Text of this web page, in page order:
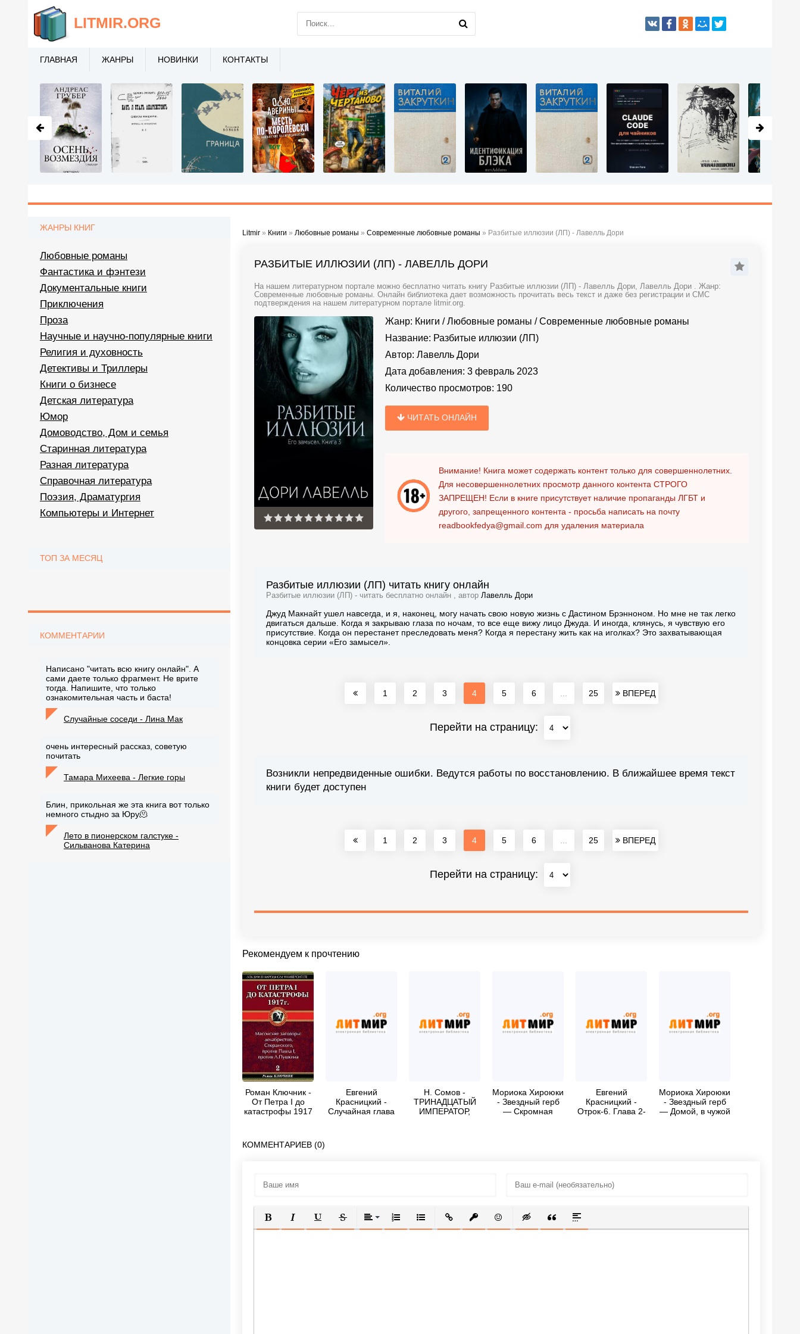
Litmir » Книги » Любовные романы » Современные любовные романы » Разбитые иллюзии (ЛП) - Лавелль Дори
РАЗБИТЫЕ ИЛЛЮЗИИ (ЛП) - ЛАВЕЛЛЬ ДОРИ
На нашем литературном портале можно бесплатно читать книгу Разбитые иллюзии (ЛП) - Лавелль Дори, Лавелль Дори . Жанр:
Современные любовные романы. Онлайн библиотека дает возможность прочитать весь текст и даже без регистрации и СМС
подтверждения на нашем литературном портале litmir.org.
Жанр: Книги /Любовные романы /Современные любовные романы
Название: Разбитые иллюзии (ЛП)
Автор: Лавелль Дори
Дата добавления: 3 февраль 2023
Количество просмотров: 190
ЧИТАТЬ ОНЛАЙН
Внимание! Книга может содержать контент только для совершеннолетних.
Для несовершеннолетних просмотр данного контента СТРОГО
ЗАПРЕЩЕН! Если в книге присутствует наличие пропаганды ЛГБТ и
другого, запрещенного контента - просьба написать на почту
readbookfedya@gmail.com для удаления материала
Разбитые иллюзии (ЛП) читать книгу онлайн
Разбитые иллюзии (ЛП) - читать бесплатно онлайн , автор Лавелль Дори
Джуд Макнайт ушел навсегда, и я, наконец, могу начать свою новую жизнь с Дастином Брэнноном. Но мне не так легко
двигаться дальше. Когда я закрываю глаза по ночам, то все еще вижу лицо Джуда. И иногда, клянусь, я чувствую его
присутствие. Когда он перестанет преследовать меня? Когда я перестану жить как на иголках? Это захватывающая
концовка серии «Его замысел».
1 2 3 4 5 6 25 ВПЕРЕД
Перейти на страницу:
Возникли непредвиденные ошибки. Ведутся работы по восстановлению. В ближайшее время текст
книги будет доступен
1 2 3 4 5 6 25 ВПЕРЕД
Перейти на страницу:
Рекомендуем к прочтению
Роман Ключник -
От Петра I до
катастрофы 1917
Евгений
Красницкий -
Случайная глава
Н. Сомов -
ТРИНАДЦАТЫЙ
ИМПЕРАТОР,
Мориока Хироюки
- Звездный герб
— Скромная
Евгений
Красницкий -
Отрок-6. Глава 2-
Мориока Хироюки
- Звездный герб
— Домой, в чужой
КОММЕНТАРИЕВ (0)
ПОЛУЖИРНЫЙ
КУРСИВПОДЧЕРКНУТЫЙ
ЗАЧЕРКНУТЫЙВЫРАВНИВАНИЕ
НУМЕРОВАННЫЙ СПИСОК
МАРКИРОВАННЫЙ СПИСОК
ВСТАВИТЬ ССЫЛКУ
ВСТАВИТЬ ЗАЩИЩЕННУЮ ССЫЛКУ
ВСТАВИТЬ СМАЙЛИК
ВСТАВКА СКРЫТОГО ТЕКСТА
ВСТАВКА ЦИТАТЫ
ВСТАВКА СПОЙЛЕРА
ЖАНРЫ КНИГ
Любовные романы
Фантастика и фэнтези
Документальные книги
Приключения
Проза
Научные и научно-популярные книги
Религия и духовность
Детективы и Триллеры
Книги о бизнесе
Детская литература
Юмор
Домоводство, Дом и семья
Старинная литература
Разная литература
Справочная литература
Поэзия, Драматургия
Компьютеры и Интернет
ТОП ЗА МЕСЯЦ
КОММЕНТАРИИ
Написано "читать всю книгу онлайн". А
сами даете только фрагмент. Не врите
тогда. Напишите, что только
ознакомительная часть и баста!
Случайные соседи - Лина Мак
очень интересный рассказ, советую
почитать
Тамара Михеева - Легкие горы
Блин, прикольная же эта книга вот только
немного стыдно за Юру🫠
Лето в пионерском галстуке -
Сильванова Катерина
LITMIR.ORG
ГЛАВНАЯ ЖАНРЫ НОВИНКИ КОНТАКТЫ